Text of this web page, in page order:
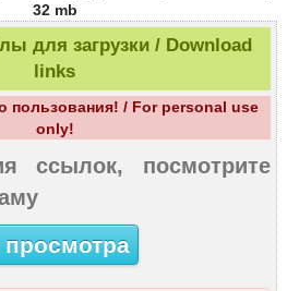
32 mb
для загрузки / Download
links
пользования! / For personal use
only!
ссылок, посмотрите